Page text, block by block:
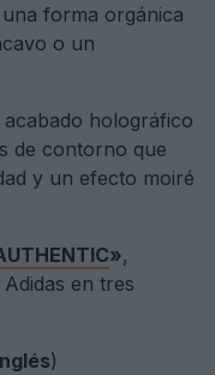
forma orgánica
o un
acabado holográfico
de contorno que
y un efecto moiré
»,
en tres
)